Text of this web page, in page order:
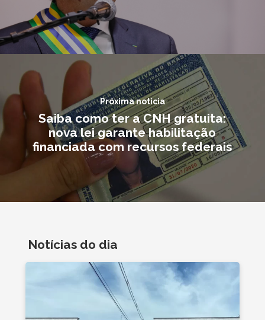
Próxima notícia
Saiba como ter a CNH gratuita:
nova lei garante habilitação
financiada com recursos federais
Notícias do dia